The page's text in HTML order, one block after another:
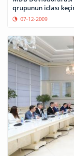
qrupunun iclası
07-12-2009